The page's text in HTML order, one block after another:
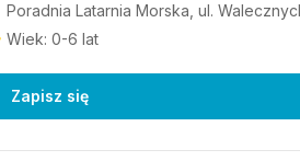
Poradnia Latarnia Morska, ul.
Wiek: 0-6 lat
Zapisz się